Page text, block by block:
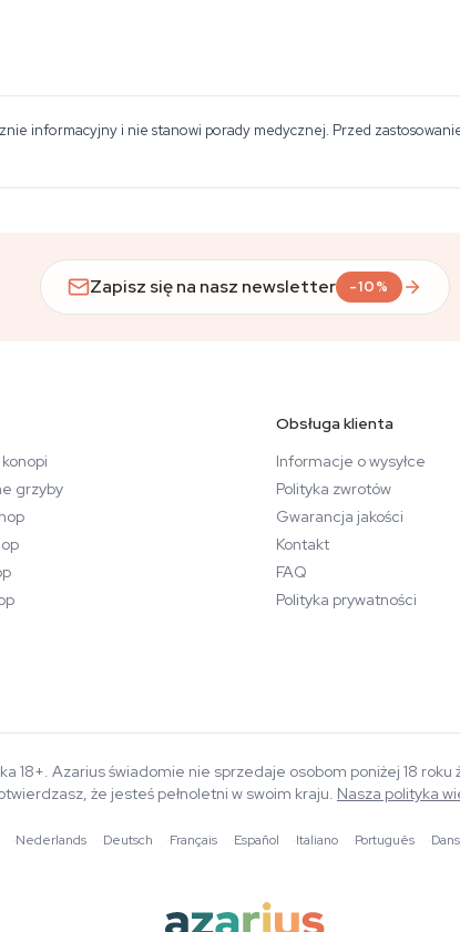
informacyjny i nie stanowi porady medycznej. Przed
Zapisz się na nasz newsletter -10%
grzyby
Obsługa klienta
Informacje o wysyłce
Polityka zwrotów
Gwarancja jakości
Kontakt
FAQ
Polityka prywatności
18+. Azarius świadomie nie sprzedaje osobom poniżej 18 roku
że jesteś pełnoletni w swoim kraju. Nasza polityka
·Nederlands ·Deutsch ·Français ·Español ·Italiano ·Português ·